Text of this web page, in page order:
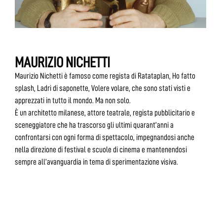
MAURIZIO NICHETTI
Maurizio Nichetti è famoso come regista di Ratataplan, Ho fatto
splash, Ladri di saponette, Volere volare, che sono stati visti e
apprezzati in tutto il mondo. Ma non solo.
È un architetto milanese, attore teatrale, regista pubblicitario e
sceneggiatore che ha trascorso gli ultimi quarant’anni a
confrontarsi con ogni forma di spettacolo, impegnandosi anche
nella direzione di festival e scuole di cinema e mantenendosi
sempre all’avanguardia in tema di sperimentazione visiva.